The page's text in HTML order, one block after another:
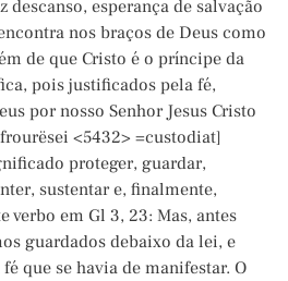
descanso, esperança de salvação
nos braços de Deus como
de que Cristo é o príncipe da
pois justificados pela fé,
por nosso Senhor Jesus Cristo
<5432> =custodiat]
proteger, guardar,
sustentar e, finalmente,
verbo em Gl 3, 23: Mas, antes
guardados debaixo da lei, e
que se havia de manifestar. O